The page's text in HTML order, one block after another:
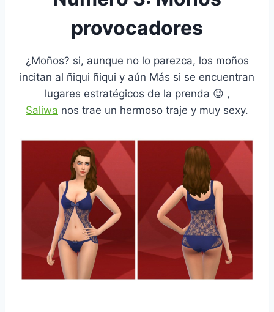
provocadores
¿Moños? si, aunque no lo parezca, los moños
incitan al ñiqui ñiqui y aún Más si se encuentran
lugares estratégicos de la prenda 😉 ,
Saliwa nos trae un hermoso traje y muy sexy.